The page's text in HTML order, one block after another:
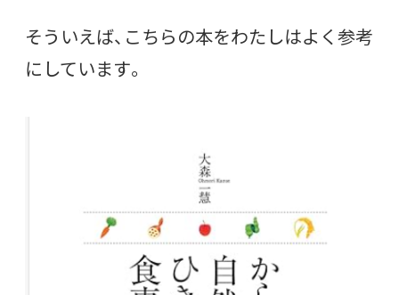
そういえば、こちらの本をわたしはよく参考
にしています。